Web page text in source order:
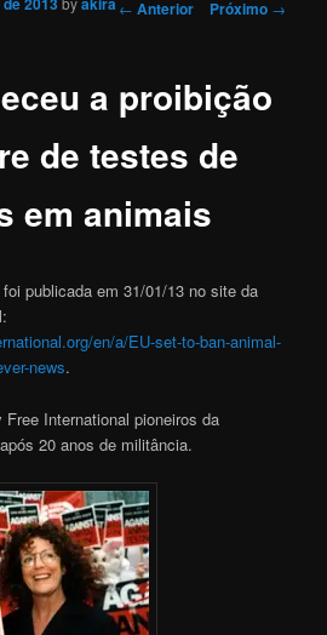
Navegação de Posts
← Anterior Próximo →
a proibição
de testes de
em animais
publicada em 31/01/13 no site da
en/a/EU-set-to-ban-animal-
news.
International pioneiros da
20 anos de militância.